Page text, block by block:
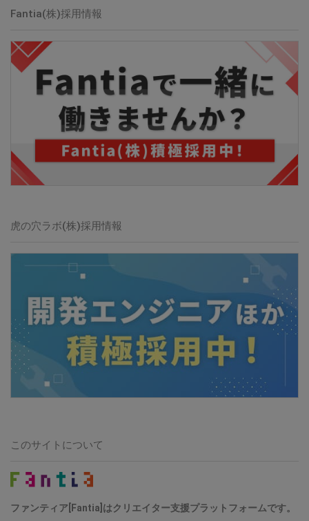
Fantia(株)採用情報
虎の穴ラボ(株)採用情報
このサイトについて
ファンティア[Fantia]はクリエイター支援プラットフォームです。